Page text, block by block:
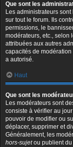
Que sont les
Les administrateurs
sur tout le forum. Ils
permissions, le
modérateurs, etc., selon
attribuées aux autres
capacités de
a autorisé.
Haut
Que sont les
Les modérateurs sont
consiste à vérifier au
pouvoir de modifier ou
déplacer, supprimer et
Généralement, les
hors-sujetou publient du